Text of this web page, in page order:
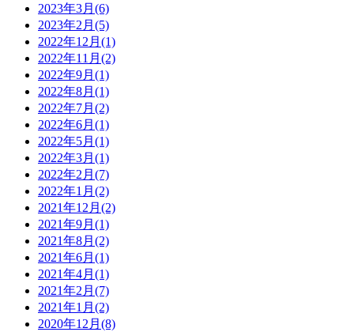
2023年3月 (6)
2023年2月 (5)
2022年12月 (1)
2022年11月 (2)
2022年9月 (1)
2022年8月 (1)
2022年7月 (2)
2022年6月 (1)
2022年5月 (1)
2022年3月 (1)
2022年2月 (7)
2022年1月 (2)
2021年12月 (2)
2021年9月 (1)
2021年8月 (2)
2021年6月 (1)
2021年4月 (1)
2021年2月 (7)
2021年1月 (2)
2020年12月 (8)